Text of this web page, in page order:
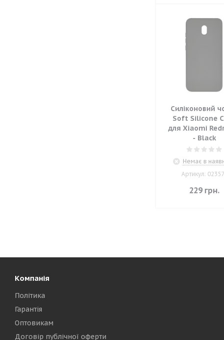
Силіконовий
Soft Silicone
для Xiaomi
- Black
Немає в
Артикул:
229грн.
Компанія
Політика
Гарантія
Оптовикам
Договір публічної оферти